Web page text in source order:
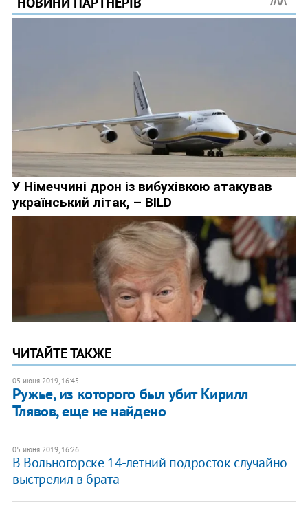
ЧИТАЙТЕ ТАКЖЕ
05 июня 2019, 16:45
Ружье, из которого был убит Кирилл
Тлявов, еще не найдено
05 июня 2019, 16:26
В Вольногорске 14-летний подросток случайно
выстрелил в брата